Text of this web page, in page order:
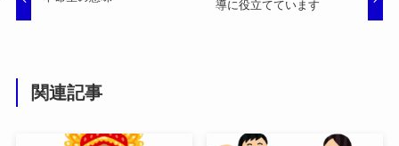
導に役立てています
関連記事